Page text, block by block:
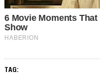
TAG: